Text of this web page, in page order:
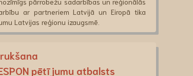
ar partneriem Latvijā un Eiropā tika
Latvijas reģionu izaugsmē.
pētījumu atbalsts